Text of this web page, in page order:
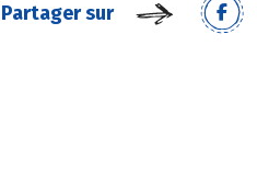
Partager sur